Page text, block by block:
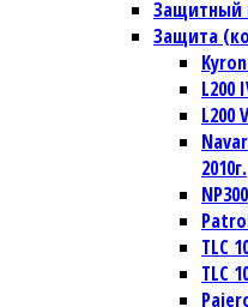
Защитный
Защита
L200
L200 V
2010г.
NP300
TLC
TLC